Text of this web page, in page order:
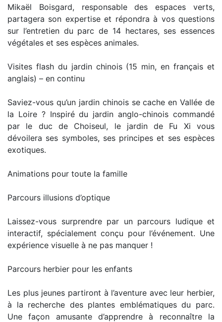
Mikaël Boisgard, responsable des espaces verts,
partagera son expertise et répondra à vos questions
sur l’entretien du parc de 14 hectares, ses essences
végétales et ses espèces animales.
Visites flash du jardin chinois (15 min, en français et
anglais) – en continu
Saviez-vous qu’un jardin chinois se cache en Vallée de
la Loire ? Inspiré du jardin anglo-chinois commandé
par le duc de Choiseul, le jardin de Fu Xi vous
dévoilera ses symboles, ses principes et ses espèces
exotiques.
Animations pour toute la famille
Parcours illusions d’optique
Laissez-vous surprendre par un parcours ludique et
interactif, spécialement conçu pour l’événement. Une
expérience visuelle à ne pas manquer !
Parcours herbier pour les enfants
Les plus jeunes partiront à l’aventure avec leur herbier,
à la recherche des plantes emblématiques du parc.
Une façon amusante d’apprendre à reconnaître la